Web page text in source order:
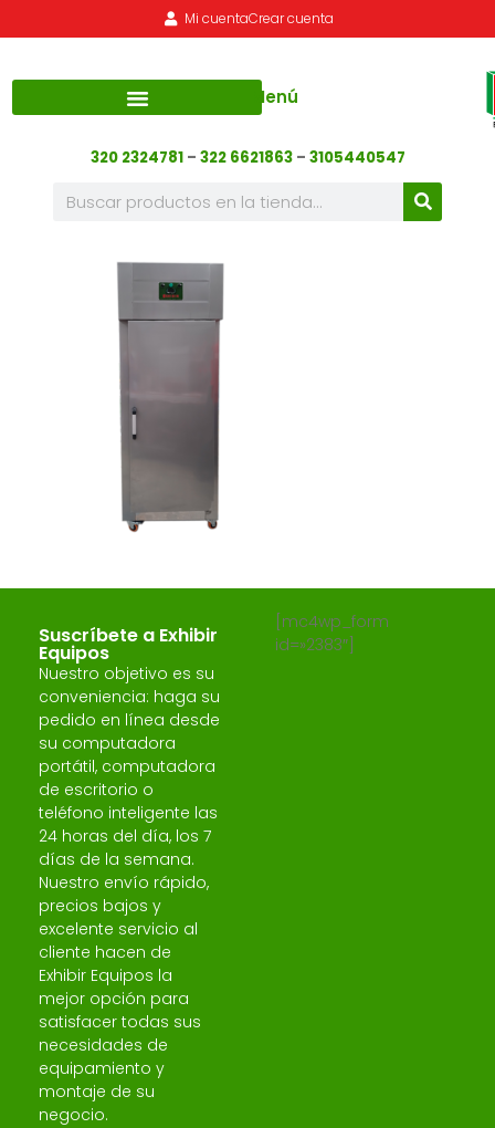
Mi cuentaCrear cuenta
Menú
320 2324781– 322 6621863 – 3105440547
Suscríbete a Exhibir
Equipos
Nuestro objetivo es su
conveniencia: haga su
pedido en línea desde
su computadora
portátil, computadora
de escritorio o
teléfono inteligente las
24 horas del día, los 7
días de la semana.
Nuestro envío rápido,
precios bajos y
excelente servicio al
cliente hacen de
Exhibir Equipos la
mejor opción para
satisfacer todas sus
necesidades de
equipamiento y
montaje de su
negocio.
[mc4wp_form
id=»2383″]